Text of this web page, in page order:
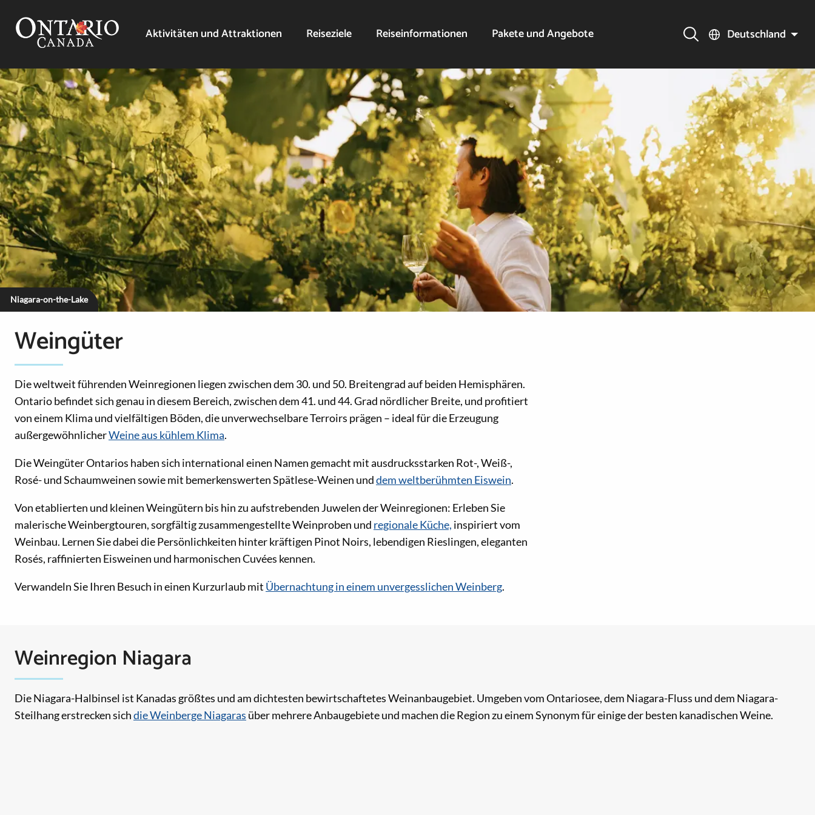
Aktivitäten und Attraktionen Reiseziele Reiseinformationen Pakete und Angebote Deutschland
Niagara-on-the-Lake
Weingüter
Die weltweit führenden Weinregionen liegen zwischen dem 30. und 50. Breitengrad auf beiden Hemisphären.
Ontario befindet sich genau in diesem Bereich, zwischen dem 41. und 44. Grad nördlicher Breite, und profitiert
von einem Klima und vielfältigen Böden, die unverwechselbare Terroirs prägen – ideal für die Erzeugung
außergewöhnlicherWeine aus kühlem Klima.
Die Weingüter Ontarios haben sich international einen Namen gemacht mit ausdrucksstarken Rot-, Weiß-,
Rosé- und Schaumweinen sowie mit bemerkenswerten Spätlese-Weinen unddem weltberühmten Eiswein.
Von etablierten und kleinen Weingütern bis hin zu aufstrebenden Juwelen der Weinregionen: Erleben Sie
malerische Weinbergtouren, sorgfältig zusammengestellte Weinproben und regionale Küche, inspiriert vom
Weinbau. Lernen Sie dabei die Persönlichkeiten hinter kräftigen Pinot Noirs, lebendigen Rieslingen, eleganten
Rosés, raffinierten Eisweinen und harmonischen Cuvées kennen.
Verwandeln Sie Ihren Besuch in einen Kurzurlaub mit Übernachtung in einem unvergesslichen Weinberg.
Weinregion Niagara
Die Niagara-Halbinsel ist Kanadas größtes und am dichtesten bewirtschaftetes Weinanbaugebiet. Umgeben vom Ontariosee, dem Niagara-Fluss und dem Niagara-
Steilhang erstrecken sichdie Weinberge Niagaras über mehrere Anbaugebiete und machen die Region zu einem Synonym für einige der besten kanadischen Weine.